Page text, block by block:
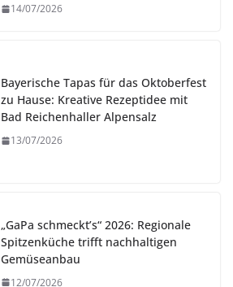
14/07/2026
Bayerische Tapas für das Oktoberfest
zu Hause: Kreative Rezeptidee mit
Bad Reichenhaller Alpensalz
13/07/2026
„GaPa schmeckt’s“ 2026: Regionale
Spitzenküche trifft nachhaltigen
Gemüseanbau
12/07/2026